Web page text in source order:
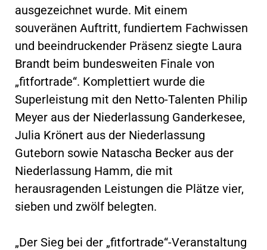
ausgezeichnet wurde. Mit einem
souveränen Auftritt, fundiertem Fachwissen
und beeindruckender Präsenz siegte Laura
Brandt beim bundesweiten Finale von
„fitfortrade“. Komplettiert wurde die
Superleistung mit den Netto-Talenten Philip
Meyer aus der Niederlassung Ganderkesee,
Julia Krönert aus der Niederlassung
Guteborn sowie Natascha Becker aus der
Niederlassung Hamm, die mit
herausragenden Leistungen die Plätze vier,
sieben und zwölf belegten.
„Der Sieg bei der „fitfortrade“-Veranstaltung